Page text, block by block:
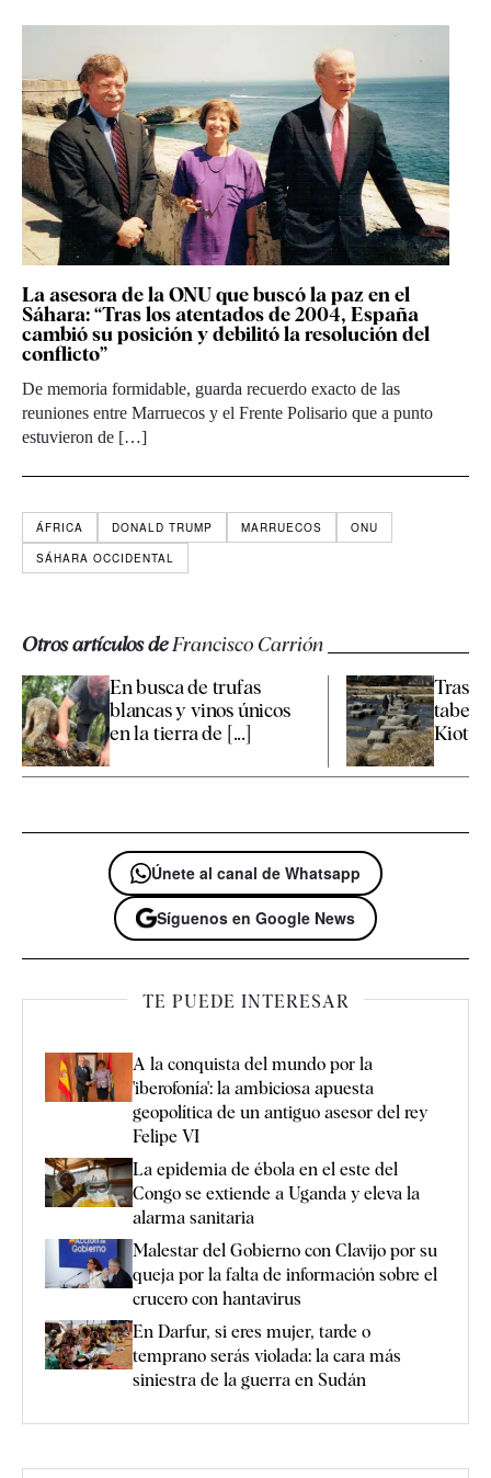
La asesora de la ONU que buscó la paz en el
Sáhara: “Tras los atentados de 2004, España
cambió su posición y debilitó la resolución del
conflicto”
De memoria formidable, guarda recuerdo exacto de las
reuniones entre Marruecos y el Frente Polisario que a punto
estuvieron de […]
ÁFRICA DONALD TRUMP MARRUECOS
ONU
SÁHARA OCCIDENTAL
Otros artículos deFrancisco Carrión
En busca de trufas
blancas y vinos únicos
en la tierra de [...]
Tras
Kioto
Únete al canal de Whatsapp
Síguenos en Google News
TE PUEDE INTERESAR
A la conquista del mundo por la
'iberofonía': la ambiciosa apuesta
geopolítica de un antiguo asesor del rey
Felipe VI
La epidemia de ébola en el este del
Congo se extiende a Uganda y eleva la
alarma sanitaria
Malestar del Gobierno con Clavijo por su
queja por la falta de información sobre el
crucero con hantavirus
En Darfur, si eres mujer, tarde o
temprano serás violada: la cara más
siniestra de la guerra en Sudán